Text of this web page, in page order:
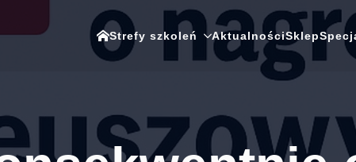
Strefy szkoleń AktualnościSklep